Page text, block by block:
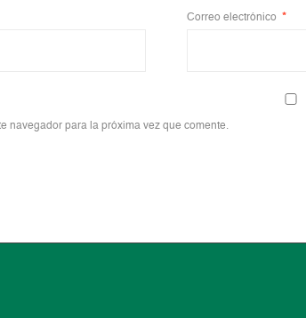
Correo electrónico *
navegador para la próxima vez que comente.